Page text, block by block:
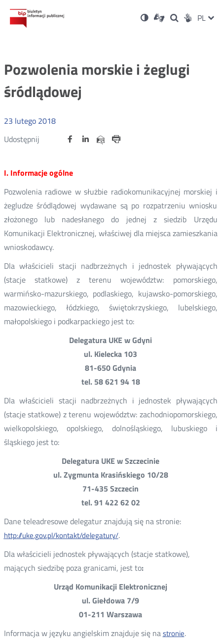
Ustawienia
Wersja
kontrastowa
Dla
niesłyszących
OtwórzOtwórz
w
Otwórz
w
Social PL
Pozwolenia morskie i żeglugi
śródlądowej
23 lutego 2018
Udostępnij
Udostępnij
Otwórz Udostępnij
na
OtwórzUdostępnij
na
OtwórzUdostępnij
przez
I. Informacje ogólne
Pozwolenia radiowe w służbie radiokomunikacyjnej morskiej i
żegludze śródlądowej wydawane są po rozpatrzeniu wniosku
złożonego lub nadesłanego do jednej z siedzib Urzędu
Komunikacji Elektronicznej, właściwej dla miejsca zamieszkania
wnioskodawcy.
Dla właścicieli stacji nadbrzeżnych i jednostek pływających
(stacje statkowe) z terenu województw: pomorskiego,
warmińsko-mazurskiego, podlaskiego, kujawsko-pomorskiego,
mazowieckiego, łódzkiego, świętokrzyskiego, lubelskiego,
małopolskiego i podkarpackiego jest to:
Delegatura UKE w Gdyni
ul. Kielecka 103
81-650 Gdynia
tel. 58 621 94 18
Dla właścicieli stacji nadbrzeżnych i jednostek pływających
(stacje statkowe) z terenu województw: zachodniopomorskiego,
wielkopolskiego, opolskiego, dolnośląskiego, lubuskiego i
śląskiego jest to:
Delegatura UKE w Szczecinie
ul. Zygmunta Krasińskiego 10/28
71-435 Szczecin
tel. 91 422 62 02
Dane teleadresowe delegatur znajdują się na stronie:
http://uke.gov.pl/kontakt/delegatury/.
Dla właścicieli jednostek pływających (stacje statkowe),
mających siedzibę poza granicami, jest to:
Urząd Komunikacji Elektronicznej
ul. Giełdowa 7/9
01-211 Warszawa
Informacja w języku angielskim znajduje się nastronie.